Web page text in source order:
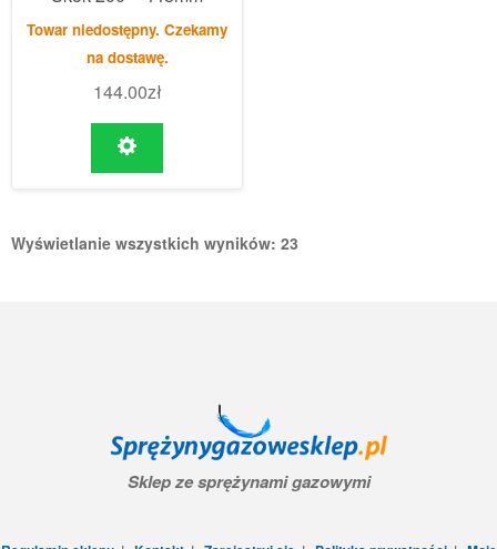
Towar niedostępny. Czekamy
na dostawę.
144.00zł
Wyświetlanie wszystkich wyników: 23
Sklep ze sprężynami gazowymi